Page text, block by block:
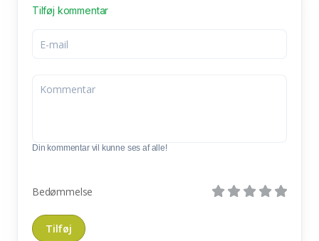
Tilføj kommentar
Din kommentar vil kunne ses af alle!
Bedømmelse